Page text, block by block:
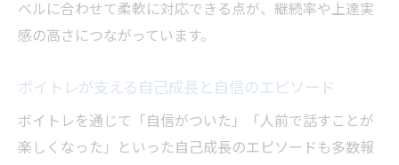
ベルに合わせて柔軟に対応できる点が、継続率や上達実
感の高さにつながっています。
ボイトレが支える自己成長と自信のエピソード
ボイトレを通じて「自信がついた」「人前で話すことが
楽しくなった」といった自己成長のエピソードも多数報